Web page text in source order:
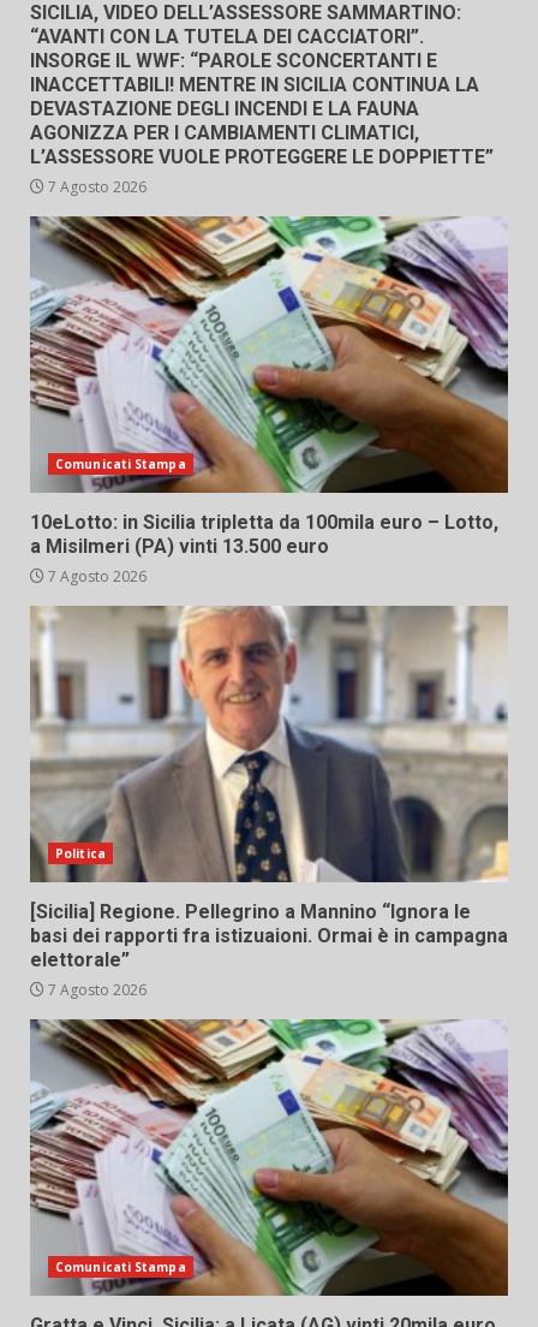
SICILIA, VIDEO DELL’ASSESSORE SAMMARTINO:
“AVANTI CON LA TUTELA DEI CACCIATORI”.
INSORGE IL WWF: “PAROLE SCONCERTANTI E
INACCETTABILI! MENTRE IN SICILIA CONTINUA LA
DEVASTAZIONE DEGLI INCENDI E LA FAUNA
AGONIZZA PER I CAMBIAMENTI CLIMATICI,
L’ASSESSORE VUOLE PROTEGGERE LE DOPPIETTE”
7 Agosto 2026
Comunicati Stampa
10eLotto: in Sicilia tripletta da 100mila euro – Lotto,
a Misilmeri (PA) vinti 13.500 euro
7 Agosto 2026
Politica
[Sicilia] Regione. Pellegrino a Mannino “Ignora le
basi dei rapporti fra istizuaioni. Ormai è in campagna
elettorale”
7 Agosto 2026
Comunicati Stampa